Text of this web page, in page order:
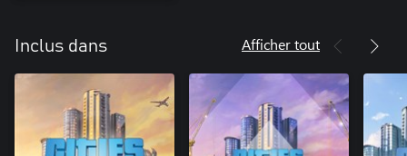
Inclus dans Afficher tout